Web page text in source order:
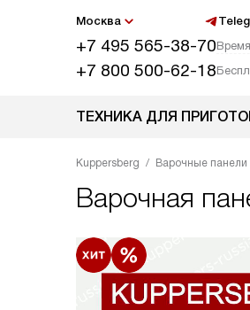
Москва
+7 495 565-38-70
+7 800 500-62-18
ТЕХНИКА ДЛЯ
Kuppersberg Варочные панели
Варочная